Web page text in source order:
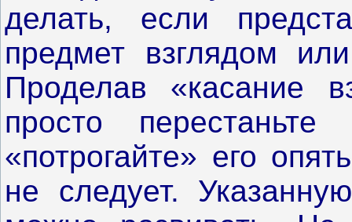
делать, если
предмет взглядом
Проделав «касание
просто
«потрогайте» его
не следует.